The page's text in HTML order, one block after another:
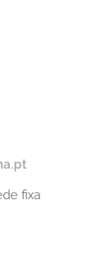
fixa